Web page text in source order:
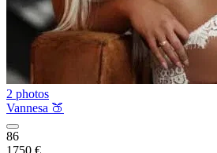
2 photos
Vannesa 🍑
86
1750 €